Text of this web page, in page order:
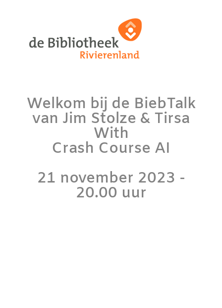
Welkom bij de BiebTalk
van Jim Stolze & Tirsa
With
Crash Course AI
21 november 2023 -
20.00 uur